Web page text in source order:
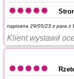
napisana 29/05/23 z para z
Klient wystawił